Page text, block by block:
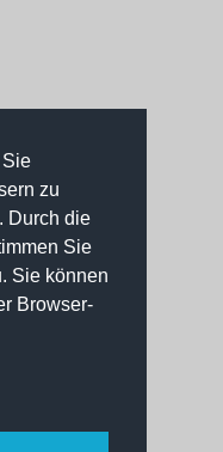
Sie
zu
Durch die
Sie
Sie können
Browser-